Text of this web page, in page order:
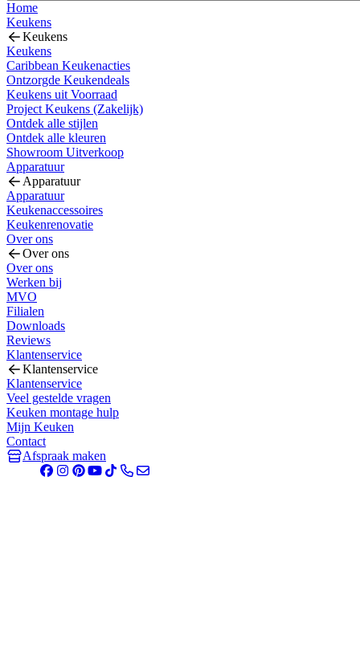
Home
Keukens
Keukens
Keukens
Caribbean Keukenacties
Ontzorgde Keukendeals
Keukens uit Voorraad
Project Keukens (Zakelijk)
Ontdek alle stijlen
Ontdek alle kleuren
Showroom Uitverkoop
Apparatuur
Apparatuur
Apparatuur
Keukenaccessoires
Keukenrenovatie
Over ons
Over ons
Over ons
Werken bij
MVO
Filialen
Downloads
Reviews
Klantenservice
Klantenservice
Klantenservice
Veel gestelde vragen
Keuken montage hulp
Mijn Keuken
Contact
Afspraak maken